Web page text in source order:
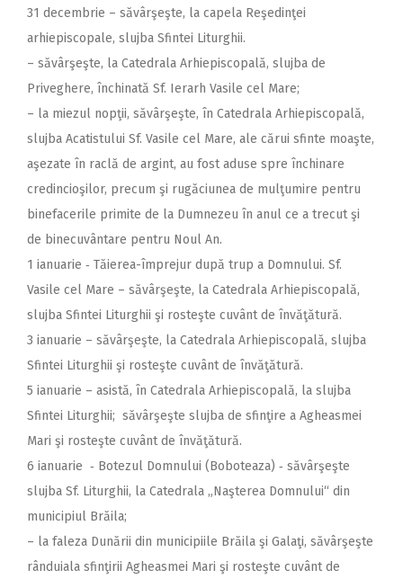
31 decembrie – săvârşeşte, la capela Reşedinţei
arhiepiscopale, slujba Sfintei Liturghii.
– săvârşeşte, la Catedrala Arhiepiscopală, slujba de
Priveghere, închinată Sf. Ierarh Vasile cel Mare;
– la miezul nopţii, săvârşeşte, în Catedrala Arhiepiscopală,
slujba Acatistului Sf. Vasile cel Mare, ale cărui sfinte moaşte,
aşezate în raclă de argint, au fost aduse spre închinare
credincioşilor, precum şi rugăciunea de mulţumire pentru
binefacerile primite de la Dumnezeu în anul ce a trecut şi
de binecuvântare pentru Noul An.
1 ianuarie ‑ Tăierea-împrejur după trup a Domnului. Sf.
Vasile cel Mare – săvârşeşte, la Catedrala Arhiepis­copală,
slujba Sfintei Liturghii şi rosteşte cuvânt de învăţătură.
3 ianuarie – săvârşeşte, la Catedrala Arhiepis­copală, slujba
Sfintei Liturghii şi rosteşte cuvânt de învăţătură.
5 ianuarie – asistă, în Catedrala Arhiepiscopală, la slujba
Sfintei Liturghii; săvârşeşte slujba de sfinţire a Agheasmei
Mari şi rosteşte cuvânt de învăţătură.
6 ianuarie ‑ Botezul Domnului (Boboteaza) ‑ săvârşeşte
slujba Sf. Liturghii, la Catedrala „Naşterea Domnului“ din
municipiul Brăila;
– la faleza Dunării din municipiile Brăila şi Galaţi, săvârşeşte
rânduiala sfinţirii Agheasmei Mari şi rosteşte cuvânt de